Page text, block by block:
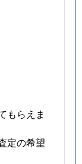
もらえま
定の希望